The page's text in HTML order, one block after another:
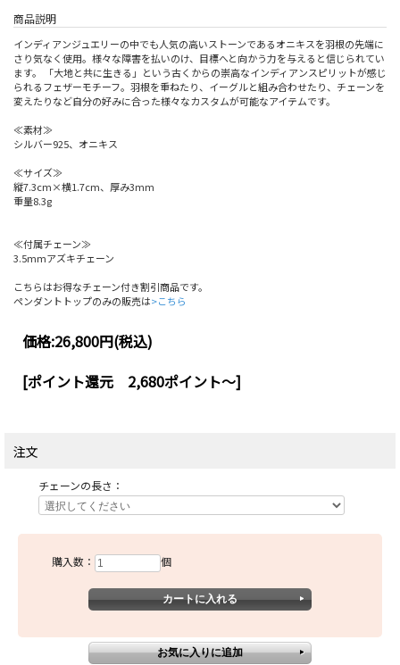
商品説明
インディアンジュエリーの中でも人気の高いストーンであるオニキスを羽根の先端に
さり気なく使用。様々な障害を払いのけ、目標へと向かう力を与えると信じられてい
ます。 「大地と共に生きる」という古くからの崇高なインディアンスピリットが感じ
られるフェザーモチーフ。羽根を重ねたり、イーグルと組み合わせたり、チェーンを
変えたりなど自分の好みに合った様々なカスタムが可能なアイテムです。
≪素材≫
シルバー925、オニキス
≪サイズ≫
縦7.3cm×横1.7cm、厚み3mm
重量8.3g
≪付属チェーン≫
3.5mmアズキチェーン
こちらはお得なチェーン付き割引商品です。
ペンダントトップのみの販売は>こちら
価格:26,800円(税込)
[ポイント還元 2,680ポイント～]
注文
チェーンの長さ：
購入数： 個